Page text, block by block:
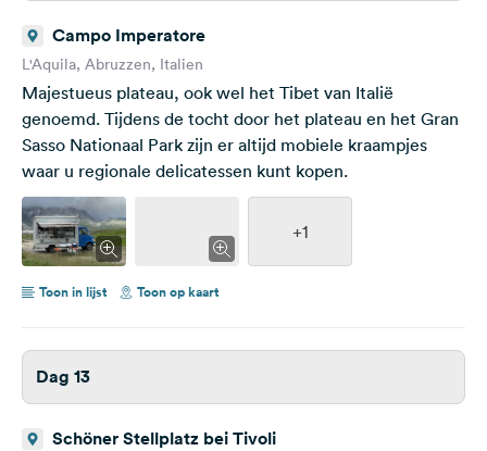
Campo Imperatore
L'Aquila, Abruzzen, Italien
Majestueus plateau, ook wel het Tibet van Italië
genoemd. Tijdens de tocht door het plateau en het Gran
Sasso Nationaal Park zijn er altijd mobiele kraampjes
waar u regionale delicatessen kunt kopen.
+1
Toon in lijst Toon op kaart
Dag 13
Schöner Stellplatz bei Tivoli